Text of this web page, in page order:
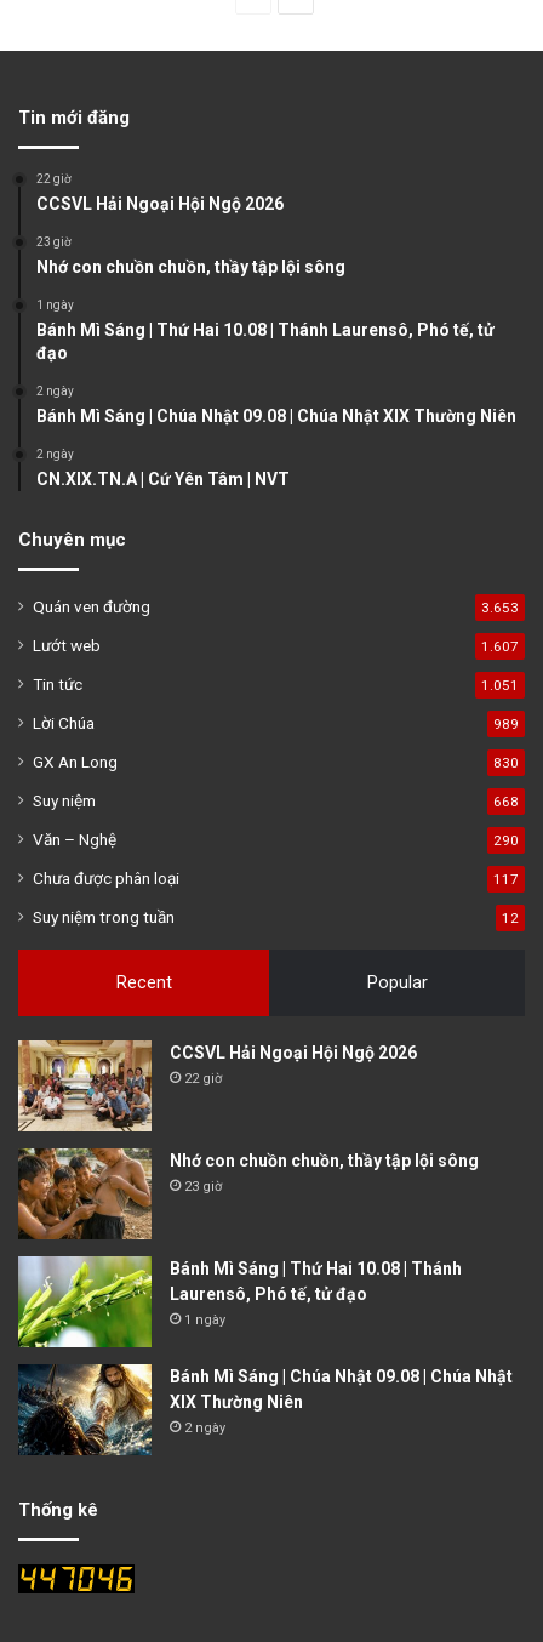
u
p
g
Tin mới đăng
22 giờ
CCSVL Hải Ngoại Hội Ngộ 2026
23 giờ
Nhớ con chuồn chuồn, thầy tập lội sông
1 ngày
Bánh Mì Sáng | Thứ Hai 10.08 | Thánh Laurensô, Phó tế, tử
đạo
2 ngày
Bánh Mì Sáng | Chúa Nhật 09.08 | Chúa Nhật XIX Thường Niên
2 ngày
CN.XIX.TN.A | Cứ Yên Tâm | NVT
Chuyên mục
Quán ven đường 3.653
Lướt web 1.607
Tin tức 1.051
Lời Chúa 989
GX An Long 830
Suy niệm 668
Văn – Nghệ 290
Chưa được phân loại 117
Suy niệm trong tuần 12
Recent Popular
CCSVL Hải Ngoại Hội Ngộ 2026
22 giờ
Nhớ con chuồn chuồn, thầy tập lội sông
23 giờ
Bánh Mì Sáng | Thứ Hai 10.08 | Thánh
Laurensô, Phó tế, tử đạo
1 ngày
Bánh Mì Sáng | Chúa Nhật 09.08 | Chúa Nhật
XIX Thường Niên
2 ngày
Thống kê